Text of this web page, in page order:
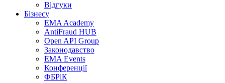
Відгуки
Бізнесу
EMA Academy
AntiFraud HUB
Open API Group
Законодавство
EMA Events
Конференції
ФБРіК